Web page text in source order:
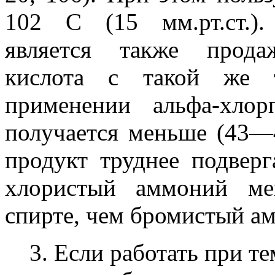
102 С (15 мм.рт.ст.).
является также
кислота с такой же
применении альфа-
получается меньше
продукт труднее
хлористый аммоний
спирте, чем бромистый
3. Если работать при